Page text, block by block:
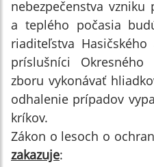
nebezpečenstva vzniku
a teplého počasia
riaditeľstva
príslušníci Okresného
zboru vykonávať
odhalenie prípadov
kríkov.
Zákon o lesoch o
zakazuje: